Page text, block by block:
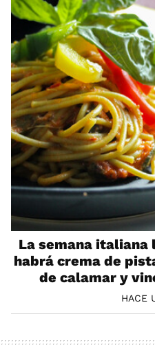
La semana italiana
habrá crema de
de calamar y
HACE